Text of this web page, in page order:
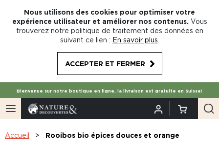
Nous utilisons des cookies pour optimiser votre
expérience utilisateur et améliorer nos contenus. Vous
trouverez notre politique de traitement des données en
suivant ce lien : En savoir plus
ACCEPTER ET FERMER
Bienvenue sur notre boutique en ligne, la livraison est gratuite en Suisse!
Accueil Rooibos bio épices douces et orange